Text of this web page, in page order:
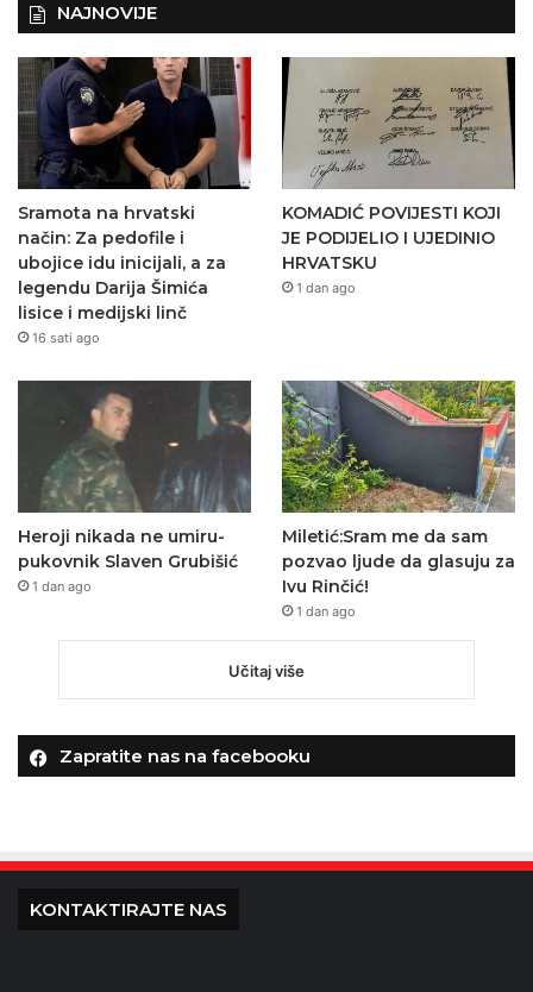
NAJNOVIJE
Sramota na hrvatski
način: Za pedofile i
ubojice idu inicijali, a za
legendu Darija Šimića
lisice i medijski linč
16 sati ago
KOMADIĆ POVIJESTI KOJI
JE PODIJELIO I UJEDINIO
HRVATSKU
1 dan ago
Heroji nikada ne umiru-
pukovnik Slaven Grubišić
1 dan ago
Miletić:Sram me da sam
pozvao ljude da glasuju za
Ivu Rinčić!
1 dan ago
Učitaj više
Zapratite nas na facebooku
KONTAKTIRAJTE NAS